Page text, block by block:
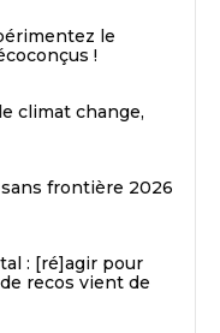
le
!
climat change,
frontière 2026
: [ré]agir pour
recos vient de